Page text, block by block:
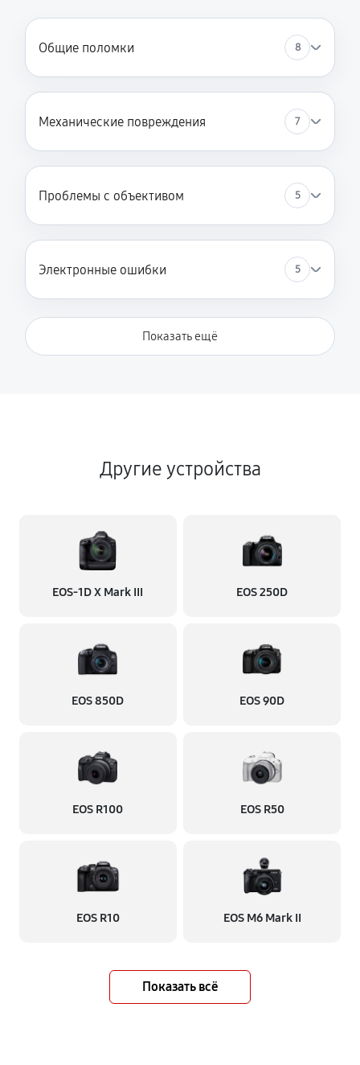
Общие поломки 8
Механические повреждения 7
Проблемы с объективом 5
Электронные ошибки 5
Показать ещё
Другие устройства
EOS‑1D X Mark III EOS 250D
EOS 850D EOS 90D
EOS R100 EOS R50
EOS R10 EOS M6 Mark II
Показать всё